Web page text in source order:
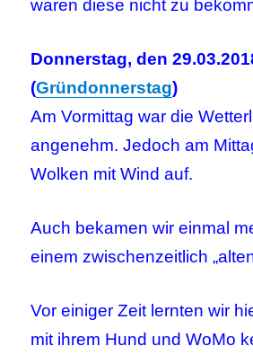
waren diese nicht zu
Donnerstag, den
(Gründonnerstag)
Am Vormittag war die
angenehm. Jedoch am
Wolken mit Wind auf.
Auch bekamen wir einmal
einem zwischenzeitlich
Vor einiger Zeit lernten wir
mit ihrem Hund und WoMo